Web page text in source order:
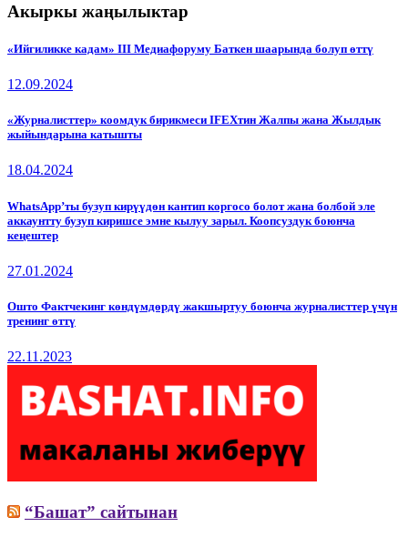
Акыркы жаңылыктар
«Ийгиликке кадам» III Медиафоруму Баткен шаарында болуп өттү
12.09.2024
«Журналисттер» коомдук бирикмеси IFEXтин Жалпы жана Жылдык
жыйындарына катышты
18.04.2024
WhatsApp’ты бузуп кирүүдөн кантип коргосо болот жана болбой эле
аккаунтту бузуп киришсе эмне кылуу зарыл. Коопсуздук боюнча
кеңештер
27.01.2024
Ошто Фактчекинг көндүмдөрдү жакшыртуу боюнча журналисттер үчүн
тренинг өттү
22.11.2023
“Башат” сайтынан